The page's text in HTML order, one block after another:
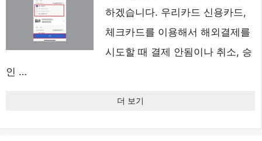
하겠습니다. 우리카드 신용카드,
체크카드를 이용해서 해외결제를
시도할 때 결제 안됨이나 취소, 승
인 …
더 보기